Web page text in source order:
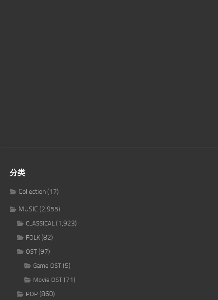
分类
Collection(17)
MUSIC (2,955)
CLASSICAL (1,923)
FOLK (82)
OST (97)
Game OST (5)
Movie OST (71)
POP (860)